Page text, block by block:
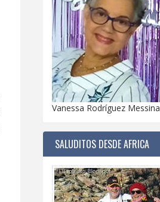
Vanessa Rodríguez Messina
SALUDITOS DESDE AFRICA